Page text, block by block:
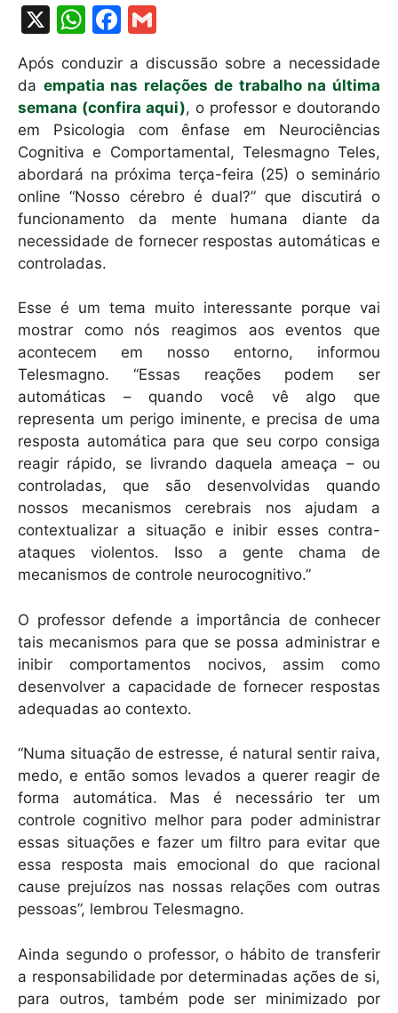
X
W
h
at
s
A
p
p
F
c
e
b
o
o
k
m
ai
l
Após conduzir a discussão sobre a necessidade
da empatia nas relações de trabalho na última
semana (confira aqui), o professor e doutorando
em Psicologia com ênfase em Neurociências
Cognitiva e Comportamental, Telesmagno Teles,
abordará na próxima terça-feira (25) o seminário
online “Nosso cérebro é dual?” que discutirá o
funcionamento da mente humana diante da
necessidade de fornecer respostas automáticas e
controladas.
Esse é um tema muito interessante porque vai
mostrar como nós reagimos aos eventos que
acontecem em nosso entorno, informou
Telesmagno. “Essas reações podem ser
automáticas – quando você vê algo que
representa um perigo iminente, e precisa de uma
resposta automática para que seu corpo consiga
reagir rápido, se livrando daquela ameaça – ou
controladas, que são desenvolvidas quando
nossos mecanismos cerebrais nos ajudam a
contextualizar a situação e inibir esses contra-
ataques violentos. Isso a gente chama de
mecanismos de controle neurocognitivo.”
O professor defende a importância de conhecer
tais mecanismos para que se possa administrar e
inibir comportamentos nocivos, assim como
desenvolver a capacidade de fornecer respostas
adequadas ao contexto.
“Numa situação de estresse, é natural sentir raiva,
medo, e então somos levados a querer reagir de
forma automática. Mas é necessário ter um
controle cognitivo melhor para poder administrar
essas situações e fazer um filtro para evitar que
essa resposta mais emocional do que racional
cause prejuízos nas nossas relações com outras
pessoas”, lembrou Telesmagno.
Ainda segundo o professor, o hábito de transferir
a responsabilidade por determinadas ações de si,
para outros, também pode ser minimizado por